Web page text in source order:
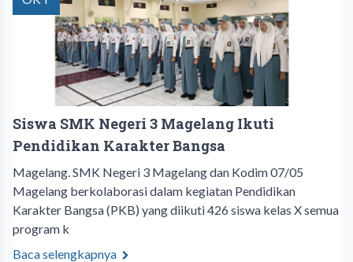
Siswa SMK Negeri 3 Magelang Ikuti
Pendidikan Karakter Bangsa
Magelang. SMK Negeri 3 Magelang dan Kodim 07/05
Magelang berkolaborasi dalam kegiatan Pendidikan
Karakter Bangsa (PKB) yang diikuti 426 siswa kelas X semua
program k
Baca selengkapnya